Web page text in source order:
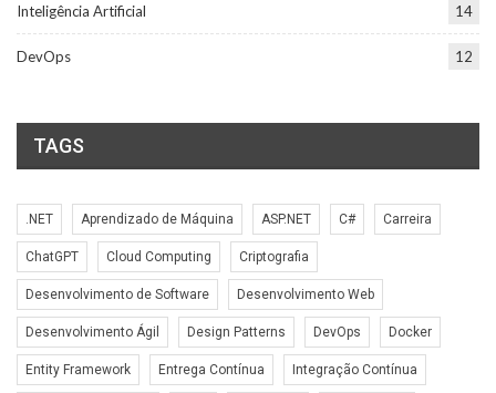
Inteligência Artificial 14
DevOps 12
TAGS
.NET Aprendizado de Máquina ASP.NET C# Carreira
ChatGPT Cloud Computing Criptografia
Desenvolvimento de Software Desenvolvimento Web
Desenvolvimento Ágil Design Patterns DevOps Docker
Entity Framework Entrega Contínua Integração Contínua